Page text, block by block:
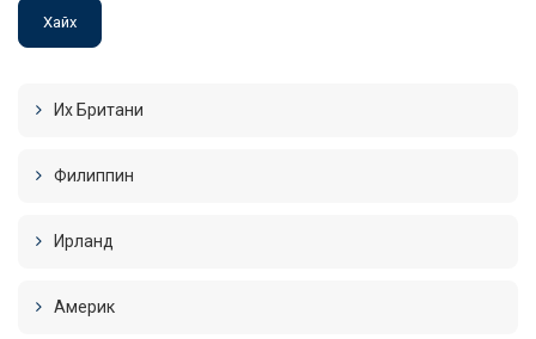
Их Британи
Филиппин
Ирланд
Америк